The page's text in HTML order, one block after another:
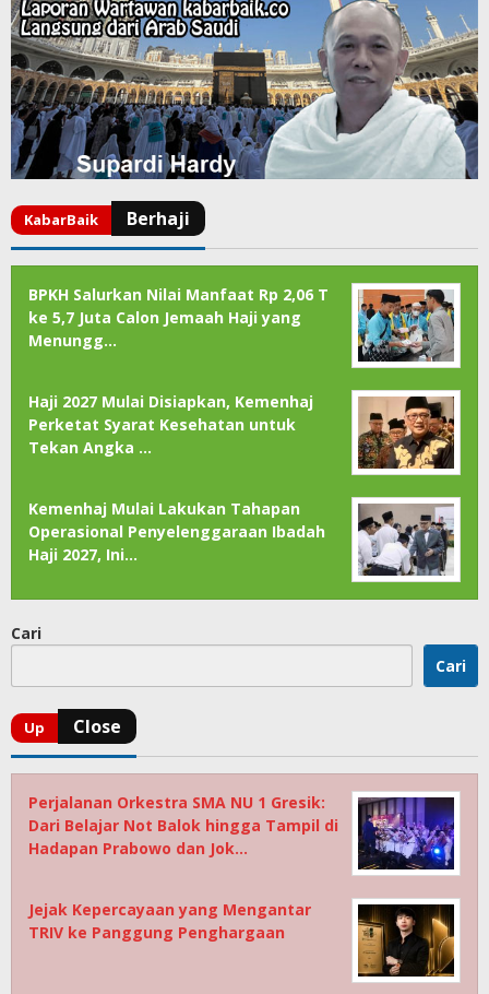
BPKH Salurkan Nilai Manfaat Rp 2,06 T
ke 5,7 Juta Calon Jemaah Haji yang
Menungg…
Haji 2027 Mulai Disiapkan, Kemenhaj
Perketat Syarat Kesehatan untuk
Tekan Angka …
Kemenhaj Mulai Lakukan Tahapan
Operasional Penyelenggaraan Ibadah
Haji 2027, Ini…
Cari
Cari
Perjalanan Orkestra SMA NU 1 Gresik:
Dari Belajar Not Balok hingga Tampil di
Hadapan Prabowo dan Jok…
Jejak Kepercayaan yang Mengantar
TRIV ke Panggung Penghargaan